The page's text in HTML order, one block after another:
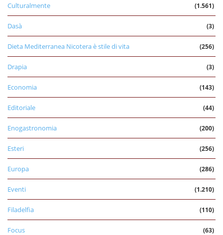
Culturalmente (1.561)
Dasà (3)
Dieta Mediterranea Nicotera è stile di vita (256)
Drapia (3)
Economia (143)
Editoriale (44)
Enogastronomia (200)
Esteri (256)
Europa (286)
Eventi (1.210)
Filadelfia (110)
Focus (63)